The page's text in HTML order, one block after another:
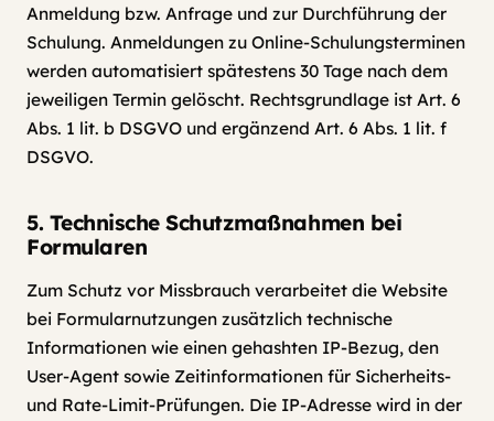
Anmeldung bzw. Anfrage und zur Durchführung der
Schulung. Anmeldungen zu Online-Schulungsterminen
werden automatisiert spätestens 30 Tage nach dem
jeweiligen Termin gelöscht. Rechtsgrundlage ist Art. 6
Abs. 1 lit. b DSGVO und ergänzend Art. 6 Abs. 1 lit. f
DSGVO.
5. Technische Schutzmaßnahmen bei
Formularen
Zum Schutz vor Missbrauch verarbeitet die Website
bei Formularnutzungen zusätzlich technische
Informationen wie einen gehashten IP-Bezug, den
User-Agent sowie Zeitinformationen für Sicherheits-
und Rate-Limit-Prüfungen. Die IP-Adresse wird in der